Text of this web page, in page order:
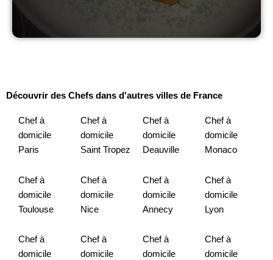
Découvrir des Chefs dans d'autres villes de France
Chef à
domicile
Paris
Chef à
domicile
Toulouse
Chef à
domicile
Chef à
domicile
Saint Tropez
Chef à
domicile
Nice
Chef à
domicile
Chef à
domicile
Deauville
Chef à
domicile
Annecy
Chef à
domicile
Chef à
domicile
Monaco
Chef à
domicile
Lyon
Chef à
domicile